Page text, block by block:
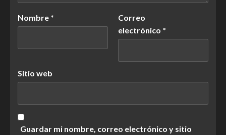
Nombre *
Correo
electrónico *
Sitio web
Guardar mi nombre, correo electrónico y sitio